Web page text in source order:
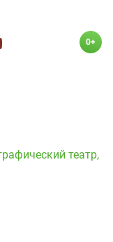
0+
театр,